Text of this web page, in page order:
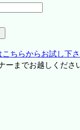
ちらからお試し下
までお越しくださ